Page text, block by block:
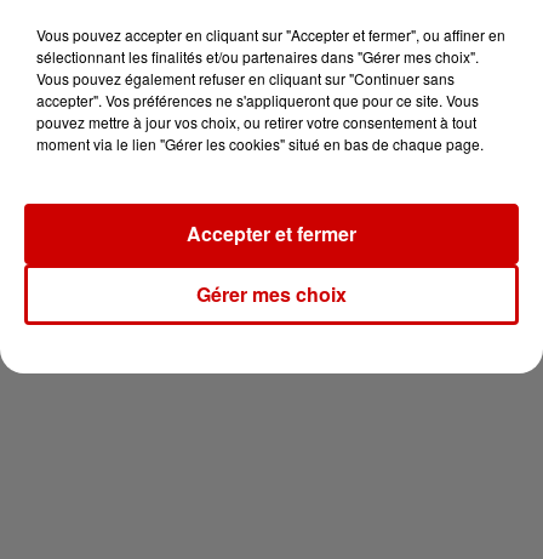
Le Duel - Gagnez votre balade
en jet ski !
Newsletter
Vous pouvez accepter en cliquant sur "Accepter et fermer", ou affiner en
sélectionnant les finalités et/ou partenaires dans "Gérer mes choix".
Vous pouvez également refuser en cliquant sur "Continuer sans
accepter". Vos préférences ne s'appliqueront que pour ce site. Vous
pouvez mettre à jour vos choix, ou retirer votre consentement à tout
moment via le lien "Gérer les cookies" situé en bas de chaque page.
Gérer mes choix
Accepter et fermer